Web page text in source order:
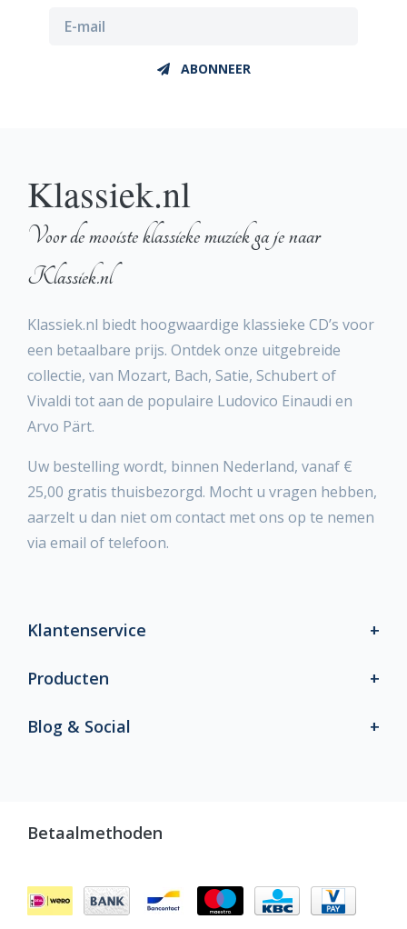
ABONNEER
Klassiek.nl
Voor de mooiste klassieke muziek ga je naar
Klassiek.nl
Klassiek.nl biedt hoogwaardige klassieke CD’s voor
een betaalbare prijs. Ontdek onze uitgebreide
collectie, van Mozart, Bach, Satie, Schubert of
Vivaldi tot aan de populaire Ludovico Einaudi en
Arvo Pärt.
Uw bestelling wordt, binnen Nederland, vanaf €
25,00 gratis thuisbezorgd. Mocht u vragen hebben,
aarzelt u dan niet om contact met ons op te nemen
via email of telefoon.
Klantenservice
Producten
Blog & Social
Betaalmethoden